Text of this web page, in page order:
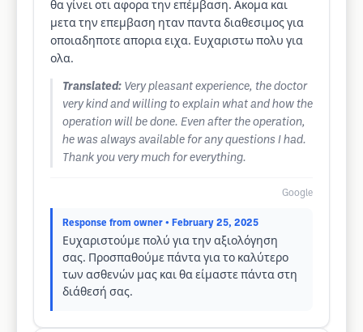
θα γίνει οτι αφορα την επέμβαση. Ακομα και
μετα την επεμβαση ηταν παντα διαθεσιμος για
οποιαδηποτε απορια ειχα. Ευχαριστω πολυ για
ολα.
Translated: Very pleasant experience, the doctor
very kind and willing to explain what and how the
operation will be done. Even after the operation,
he was always available for any questions I had.
Thank you very much for everything.
Google
Response from owner • February 25, 2025
Ευχαριστούμε πολύ για την αξιολόγηση
σας. Προσπαθούμε πάντα για το καλύτερο
των ασθενών μας και θα είμαστε πάντα στη
διάθεσή σας.